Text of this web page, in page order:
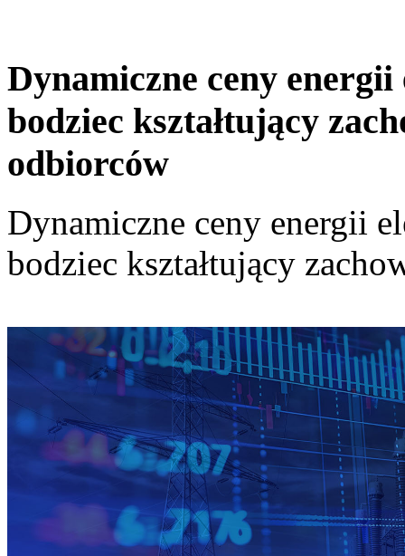
Dynamiczne ceny
bodziec kształtujący
odbiorców
Dynamiczne ceny energii
bodziec kształtujący